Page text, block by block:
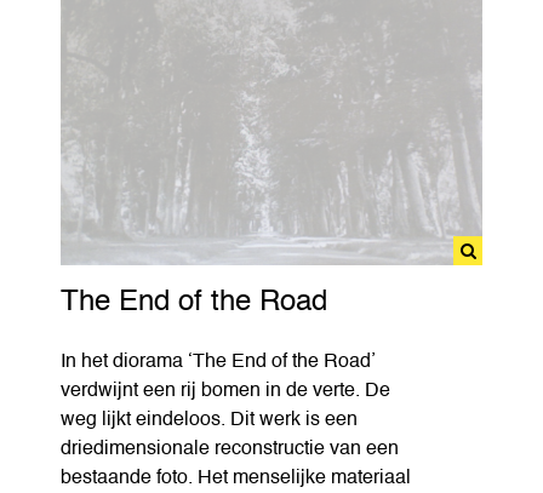
The End of the Road
In het diorama ‘The End of the Road’
verdwijnt een rij bomen in de verte. De
weg lijkt eindeloos. Dit werk is een
driedimensionale reconstructie van een
bestaande foto. Het menselijke materiaal